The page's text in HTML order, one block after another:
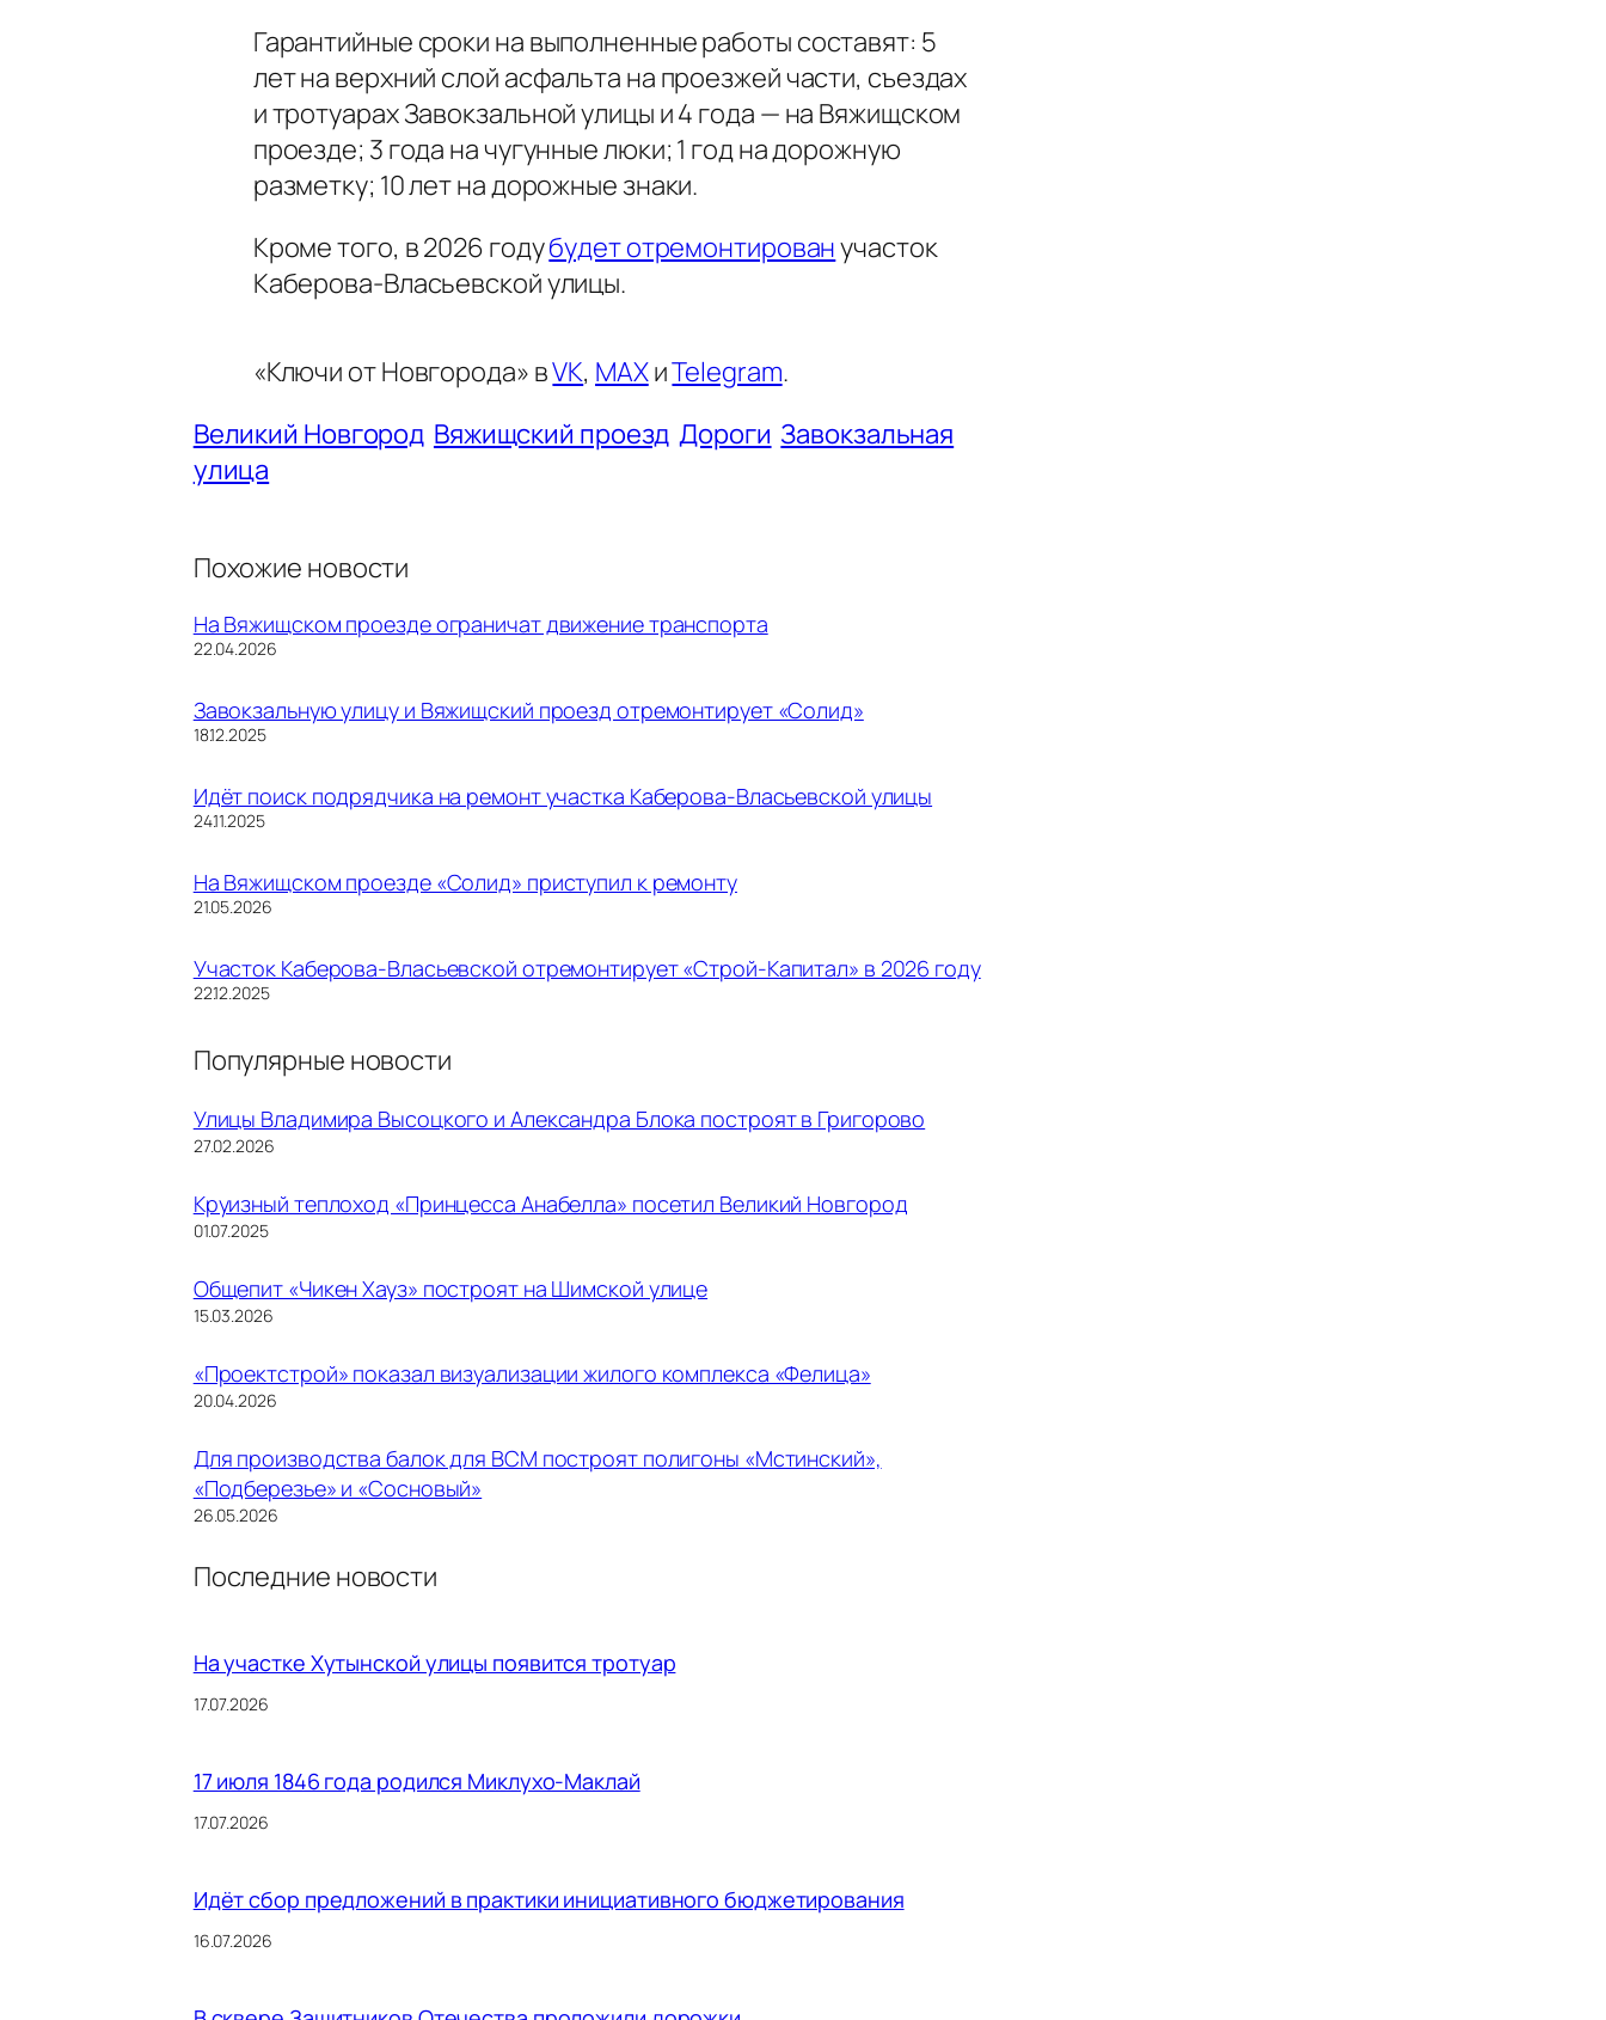
Гарантийные сроки на выполненные работы составят: 5
лет на верхний слой асфальта на проезжей части, съездах
и тротуарах Завокзальной улицы и 4 года — на Вяжищском
проезде; 3 года на чугунные люки; 1 год на дорожную
разметку; 10 лет на дорожные знаки.
Кроме того, в 2026 годубудет отремонтированучасток
Каберова-Власьевской улицы.
«Ключи от Новгорода» вVK, MAXиTelegram.
Великий Новгород Вяжищский проезд Дороги Завокзальная
улица
Похожие новости
На Вяжищском проезде ограничат движение транспорта
Дата
22.04.2026
Завокзальную улицу и Вяжищский проезд отремонтирует «Солид»
Дата
18.12.2025
Идёт поиск подрядчика на ремонт участка Каберова-Власьевской улицы
Дата
24.11.2025
На Вяжищском проезде «Солид» приступил к ремонту
Дата
21.05.2026
Участок Каберова-Власьевской отремонтирует «Строй-Капитал» в 2026 году
Дата
22.12.2025
Популярные новости
Улицы Владимира Высоцкого и Александра Блока построят в Григорово
27.02.2026
Круизный теплоход «Принцесса Анабелла» посетил Великий Новгород
01.07.2025
Общепит «Чикен Хауз» построят на Шимской улице
15.03.2026
«Проектстрой» показал визуализации жилого комплекса «Фелица»
20.04.2026
Для производства балок для ВСМ построят полигоны «Мстинский»,
«Подберезье» и «Сосновый»
26.05.2026
Последние новости
На участке Хутынской улицы появится тротуар
17.07.2026
17 июля 1846 года родился Миклухо-Маклай
17.07.2026
Идёт сбор предложений в практики инициативного бюджетирования
16.07.2026